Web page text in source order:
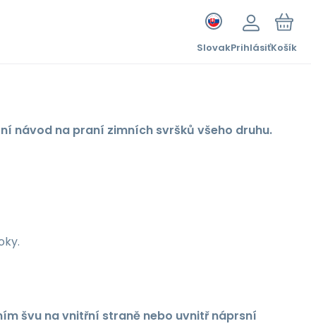
SlovakPrihlásiťKošík
návod na praní zimních svršků všeho druhu.
švu na vnitřní straně nebo uvnitř náprsní